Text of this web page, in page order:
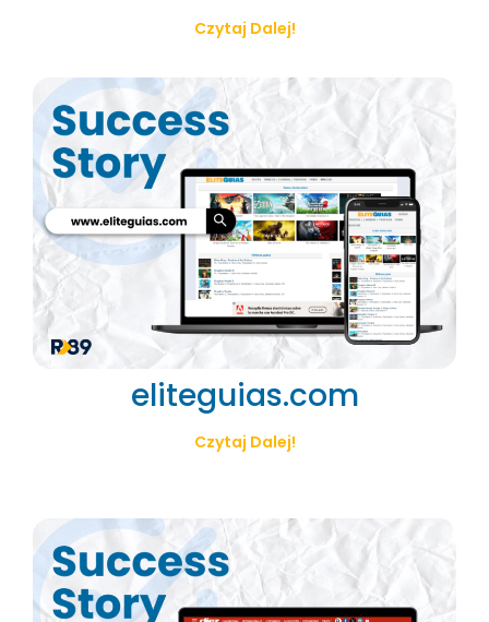
Czytaj Dalej!
eliteguias.com
Czytaj Dalej!